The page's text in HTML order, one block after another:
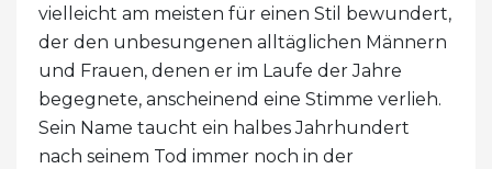
vielleicht am meisten für einen Stil bewundert,
der den unbesungenen alltäglichen Männern
und Frauen, denen er im Laufe der Jahre
begegnete, anscheinend eine Stimme verlieh.
Sein Name taucht ein halbes Jahrhundert
nach seinem Tod immer noch in der